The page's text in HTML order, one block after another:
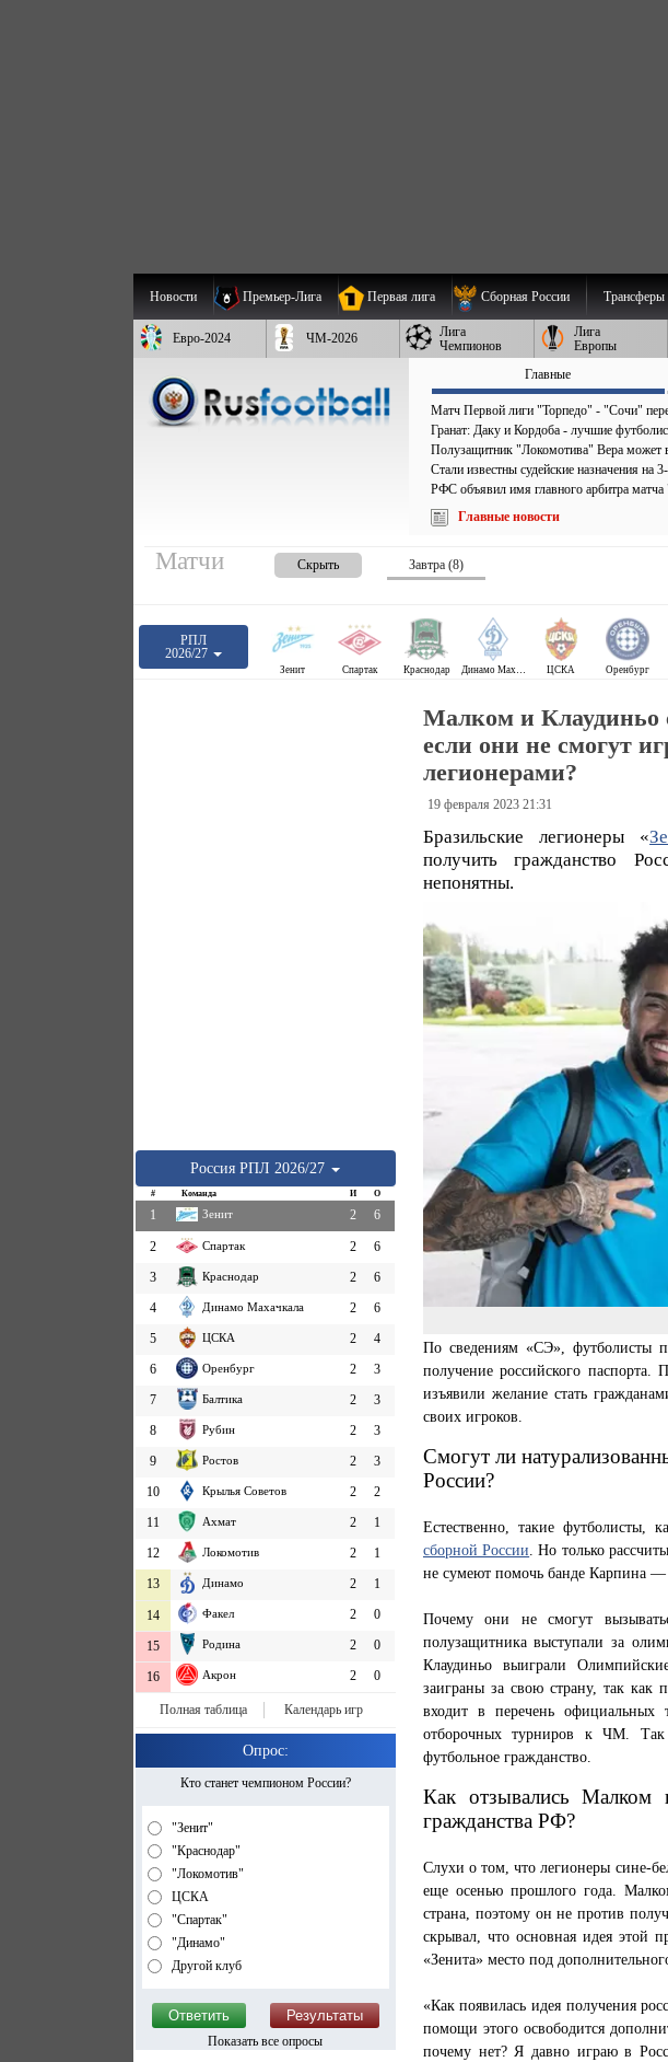
Новости Премьер-Лига Первая лига Сборная России Трансферы
Евро-2024 ЧМ-2026
Лига
Чемпионов
Лига
Европы
Главные
Матч Первой лиги "Торпедо" - "Сочи"
Гранат: Даку и Кордоба - лучшие
Полузащитник "Локомотива" Вера может
Стали известны судейские назначения на
РФС объявил имя главного арбитра
Главные новости
Матчи Скрыть Завтра (8)
РПЛ
2026/27
Зенит Спартак Краснодар Динамо Махачкала ЦСКА Оренбург
Россия РПЛ 2026/27
# Команда И О
1 Зенит 2 6
2 Спартак 2
6
3
Краснодар 2
6
4
Динамо Махачкала 2
6
5
ЦСКА 2
4
6
Оренбург 2
3
7
Балтика 2
3
8
Рубин 2
3
9
Ростов 2
3
10
Крылья Советов 2
2
11
Ахмат 2
1
12
Локомотив 2
1
13
Динамо 2 1
14 Факел 2 0
15 Родина 2 0
16 Акрон 2 0
Полная таблица Календарь игр
Опрос:
Кто станет чемпионом России?
"Зенит"
"Краснодар"
"Локомотив"
ЦСКА
"Спартак"
"Динамо"
Другой клуб
Показать все опросы
Малком и Клаудиньо
если они не смогут
легионерами?
19 февраля 2023 21:31
Бразильские легионеры «
получить гражданство
непонятны.
По сведениям «СЭ», футболисты
получение российского
изъявили желание стать
своих игроков.
Смогут ли
России?
Естественно, такие
сборной России . Но только
не сумеют помочь банде Карпина
Почему они не смогут
полузащитника выступали за
Клаудиньо выиграли
заиграны за свою страну, так как
входит в перечень официальных
отборочных турниров к ЧМ. Так
футбольное гражданство.
Как отзывались
гражданства РФ?
Слухи о том, что легионеры сине-
еще осенью прошлого года.
страна, поэтому он не против
скрывал, что основная идея этой
«Зенита» место под
«Как появилась идея получения
помощи этого освободится
почему нет? Я давно играю в